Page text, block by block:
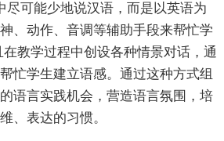
可能少地说汉语，而是以英语为
、动作、音调等辅助手段来帮忙学
教学过程中创设各种情景对话，通
忙学生建立语感。通过这种方式组
语言实践机会，营造语言氛围，培
、表达的习惯。